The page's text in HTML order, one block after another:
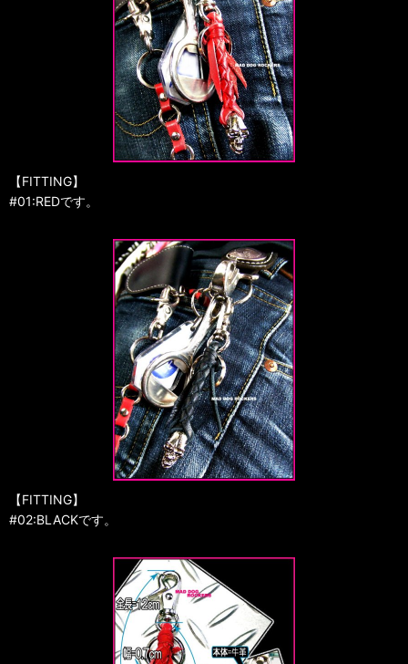
【FITTING】
#01:REDです。
【FITTING】
#02:BLACKです。